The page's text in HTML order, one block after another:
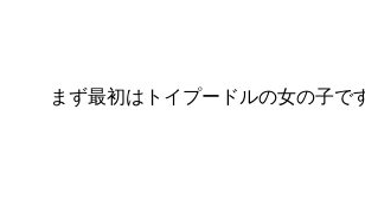
まず最初はトイプードルの女の子で